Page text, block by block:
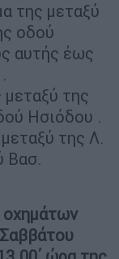
της μεταξύ
οδού
αυτής έως
της
Ησιόδου .
της Λ.
Βασ.